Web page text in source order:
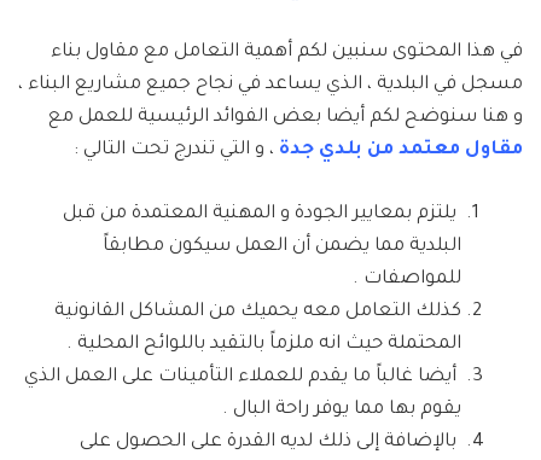
في هذا المحتوى سنبين لكم أهمية التعامل مع مقاول بناء
مسجل في البلدية ، الذي يساعد في نجاح جميع مشاريع البناء ،
و هنا سنوضح لكم أيضا بعض الفوائد الرئيسية للعمل مع
مقاول معتمد من بلدي جدة ، و التي تندرج تحت التالي :
يلتزم بمعايير الجودة و المهنية المعتمدة من قبل
البلدية مما يضمن أن العمل سيكون مطابقاً
للمواصفات .
كذلك التعامل معه يحميك من المشاكل القانونية
المحتملة حيث انه ملزماً بالتقيد باللوائح المحلية .
أيضا غالباً ما يقدم للعملاء التأمينات على العمل الذي
يقوم بها مما يوفر راحة البال .
بالإضافة إلى ذلك لديه القدرة على الحصول على